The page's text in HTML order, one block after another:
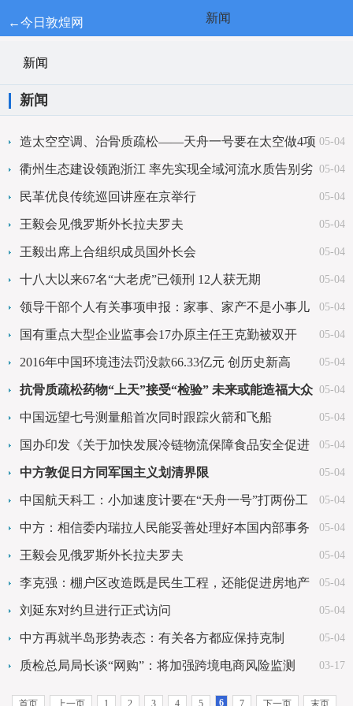
←今日敦煌网 新闻
新闻
新闻
05-04
造太空空调、治骨质疏松——天舟一号要在太空做4项
实验 05-04
衢州生态建设领跑浙江 率先实现全域河流水质告别劣
V类 05-04
民革优良传统巡回讲座在京举行
05-04
王毅会见俄罗斯外长拉夫罗夫
05-04
王毅出席上合组织成员国外长会
05-04
十八大以来67名“大老虎”已领刑 12人获无期
05-04
领导干部个人有关事项申报：家事、家产不是小事儿
05-04
国有重点大型企业监事会17办原主任王克勤被双开
05-04
2016年中国环境违法罚没款66.33亿元 创历史新高
05-04
抗骨质疏松药物“上天”接受“检验” 未来或能造福大众
05-04
中国远望七号测量船首次同时跟踪火箭和飞船
05-04
国办印发《关于加快发展冷链物流保障食品安全促进
消费升级的意见 05-04
中方敦促日方同军国主义划清界限
05-04
中国航天科工：小加速度计要在“天舟一号”打两份工
05-04
中方：相信委内瑞拉人民能妥善处理好本国内部事务
05-04
王毅会见俄罗斯外长拉夫罗夫
05-04
李克强：棚户区改造既是民生工程，还能促进房地产
市场平稳健康发 05-04
刘延东对约旦进行正式访问
05-04
中方再就半岛形势表态：有关各方都应保持克制
03-17
质检总局局长谈“网购”：将加强跨境电商风险监测
首页 上一页 1 2 3 4 5 6 7 下一页 末页